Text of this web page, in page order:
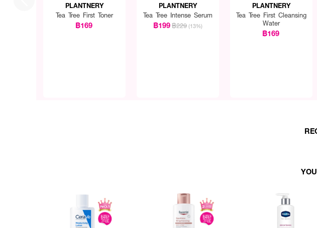
PLANTNERY
Tea Tree First Toner
฿169
PLANTNERY
Tea Tree Intense Serum
฿199฿229 (13%)
PLANTNERY
Tea Tree First Cleansing
Water
฿169